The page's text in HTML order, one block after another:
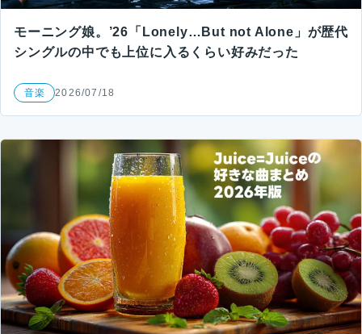
モーニング娘。’26「Lonely…But not Alone」が歴代
シングルの中でも上位に入るくらい好みだった
音楽 2026/07/18